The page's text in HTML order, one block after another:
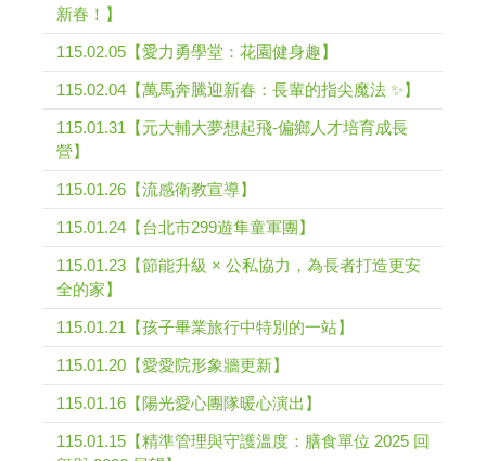
新春！】
115.02.05【愛力勇學堂：花園健身趣】
115.02.04【萬馬奔騰迎新春：長輩的指尖魔法 ✨】
115.01.31【元大輔大夢想起飛-偏鄉人才培育成長
營】
115.01.26【流感衛教宣導】
115.01.24【台北市299遊隼童軍團】
115.01.23【節能升級 × 公私協力，為長者打造更安
全的家】
115.01.21【孩子畢業旅行中特別的一站】
115.01.20【愛愛院形象牆更新】
115.01.16【陽光愛心團隊暖心演出】
115.01.15【精準管理與守護溫度：膳食單位 2025 回